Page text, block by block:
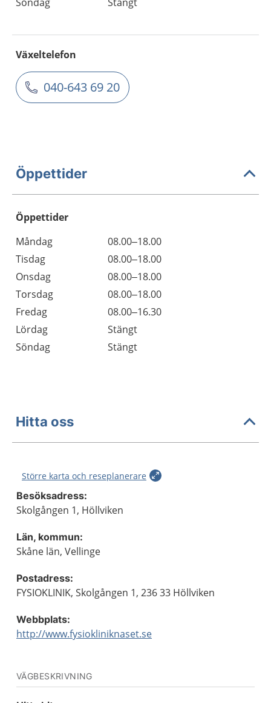
Växeltelefon
040-643 69 20
Öppettider
Öppettider
Dag
Öppettider
Kommentarer
Måndag
08.00–18.00
Tisdag
08.00–18.00
Onsdag
08.00–18.00
Torsdag
08.00–18.00
Fredag
08.00–16.30
Lördag
Stängt
Söndag
Stängt
Hitta oss
Större karta och reseplanerare
Besöksadress:
Skolgången 1, Höllviken
Län, kommun:
Skåne län, Vellinge
Postadress:
FYSIOKLINIK, Skolgången 1, 236 33 Höllviken
Webbplats:
http://www.fysiokliniknaset.se
VÄGBESKRIVNING